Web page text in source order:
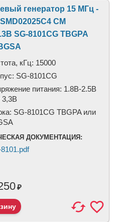
генератор 15 МГц -
CM
SG-8101CG TBGPA
кГц: 15000
SG-8101CG
питания: 1.8В-2.5B
3,3B
SG-8101CG TBGPA или
ДОКУМЕНТАЦИЯ:
₽